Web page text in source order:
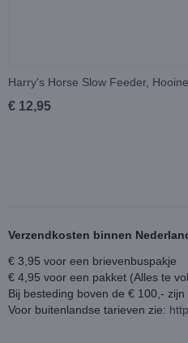
Harry's Horse Slow Feeder,
€ 12,95
Verzendkosten binnen
€ 3,95 voor een brievenbuspakje
€ 4,95 voor een pakket (Alles te
Bij besteding boven de € 100,-
Voor buitenlandse tarieven zie: